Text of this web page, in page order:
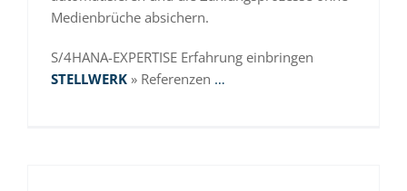
Medienbrüche absichern.
S/4HANA-EXPERTISE Erfahrung einbringen
STELLWERK » Referenzen …